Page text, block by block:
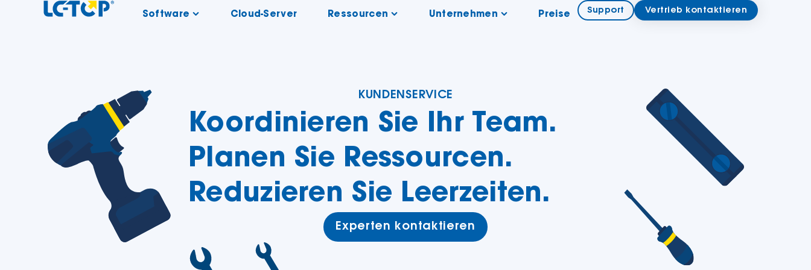
Software Cloud-Server Ressourcen Unternehmen Preise Support Vertrieb kontaktieren
KUNDENSERVICE
Koordinieren Sie Ihr Team.
Planen Sie Ressourcen.
Reduzieren Sie Leerzeiten.
Experten kontaktieren